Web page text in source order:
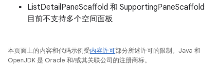
ListDetailPaneScaffold 和 SupportingPaneScaffold
目前不支持多个空间面板
本页面上的内容和代码示例受内容许可部分所述许可的限制。Java 和
OpenJDK 是 Oracle 和/或其关联公司的注册商标。